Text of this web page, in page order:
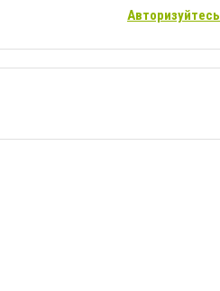
Авторизуйтесь